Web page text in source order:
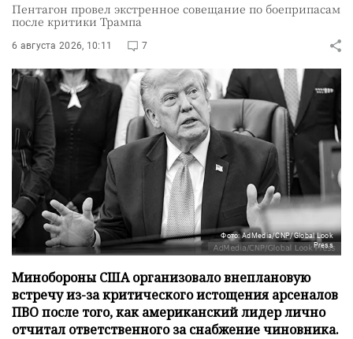
Пентагон провел экстренное совещание по боеприпасам
после критики Трампа
6 августа 2026, 10:11 7
Фото: AdMedia/CNP/Global Look
Press
Минобороны США организовало внеплановую
встречу из-за критического истощения арсеналов
ПВО после того, как американский лидер лично
отчитал ответственного за снабжение чиновника.